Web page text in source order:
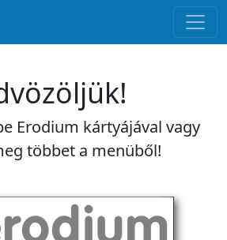
Erodium kártyájával vagy
többet a menüből!